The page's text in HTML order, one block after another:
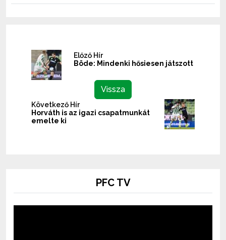
Előző Hír
Böde: Mindenki hősiesen játszott
Vissza
Következő Hír
Horváth is az igazi csapatmunkát
emelte ki
PFC TV